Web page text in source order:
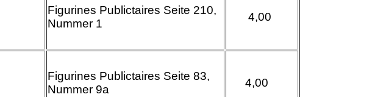
Figurines Publictaires Seite 210,
Nummer 1
4,00
Figurines Publictaires Seite 83,
Nummer 9a
4,00